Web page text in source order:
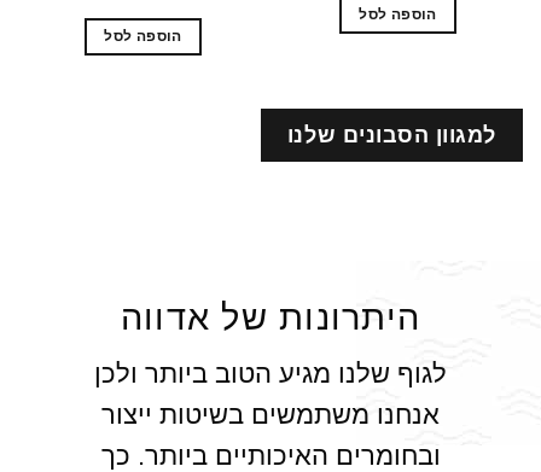
הוספה לסל
הוספה לסל
למגוון הסבונים שלנו
היתרונות של אדווה
לגוף שלנו מגיע הטוב ביותר ולכן
אנחנו משתמשים בשיטות ייצור
ובחומרים האיכותיים ביותר. כך